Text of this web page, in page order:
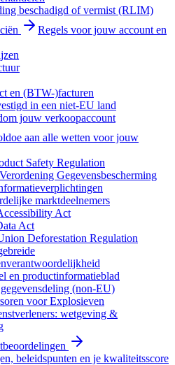
beschadigd of vermist (RLIM)
Regels voor jouw account en
en (BTW-)facturen
in een niet-EU land
jouw verkoopaccount
aan alle wetten voor jouw
Safety Regulation
Gegevensbescherming
marktdeelnemers
Act
Act
Deforestation Regulation
en productinformatieblad
(non-EU)
voor Explosieven
wetgeving &
beleidspunten en je kwaliteitsscore